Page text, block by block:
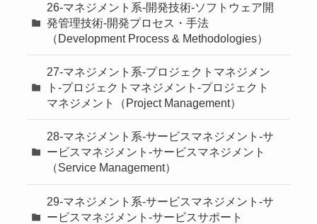
26-マネジメント系-開発技術-ソフトウェア開
発管理技術-開発プロセス・手法
（Development Process & Methodologies）
27-マネジメント系-プロジェクトマネジメン
ト-プロジェクトマネジメント-プロジェクト
マネジメント（Project Management）
28-マネジメント系-サービスマネジメント-サ
ービスマネジメント-サービスマネジメント
（Service Management）
29-マネジメント系-サービスマネジメント-サ
ービスマネジメント-サービスサポート